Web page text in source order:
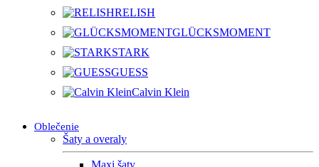
RELISH
GLÜCKSMOMENT
STARK
GUESS
Calvin Klein
Oblečenie
Šaty a overaly
Maxi šaty